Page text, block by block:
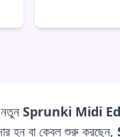
Sprunki Midi
হন বা কেবল শুরু করছেন,